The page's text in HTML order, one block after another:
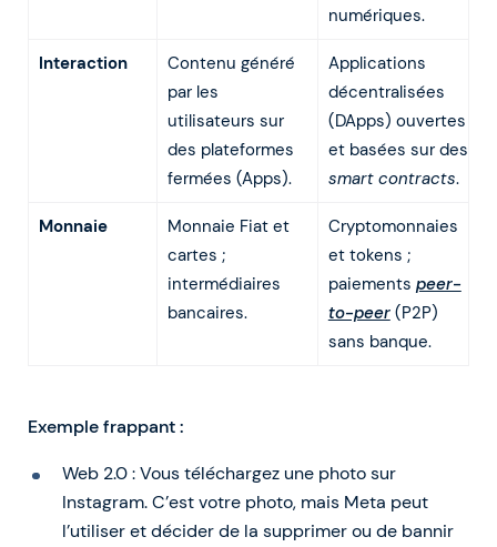
numériques.
Interaction
Contenu généré
par les
utilisateurs sur
des plateformes
fermées (Apps).
Applications
décentralisées
(DApps) ouvertes
et basées sur des
smart contracts.
Monnaie
Monnaie Fiat et
cartes ;
intermédiaires
bancaires.
Cryptomonnaies
et tokens ;
paiements peer-
to-peer(P2P)
sans banque.
Exemple frappant :
Web 2.0 : Vous téléchargez une photo sur
Instagram. C’est votre photo, mais Meta peut
l’utiliser et décider de la supprimer ou de bannir